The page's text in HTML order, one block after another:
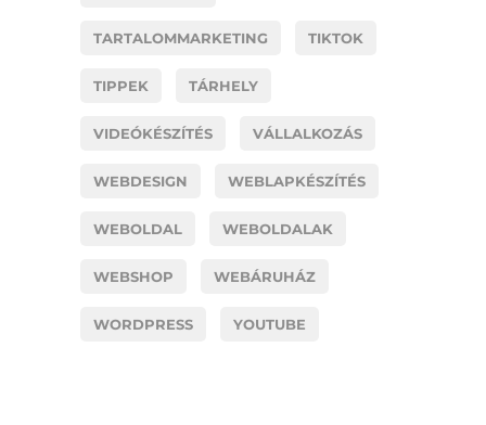
TARTALOMMARKETING TIKTOK
TIPPEK TÁRHELY
VIDEÓKÉSZÍTÉS VÁLLALKOZÁS
WEBDESIGN WEBLAPKÉSZÍTÉS
WEBOLDAL WEBOLDALAK
WEBSHOP WEBÁRUHÁZ
WORDPRESS YOUTUBE